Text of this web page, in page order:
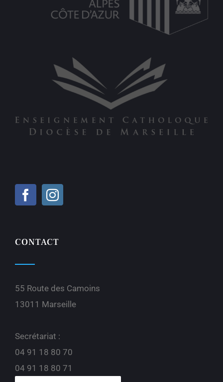
CONTACT
55 Route des Camoins
13011 Marseille
Secrétariat :
04 91 18 80 70
04 91 18 80 71